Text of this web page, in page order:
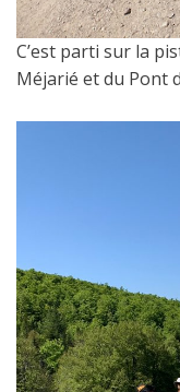
C’est parti sur la
Méjarié et du Pont